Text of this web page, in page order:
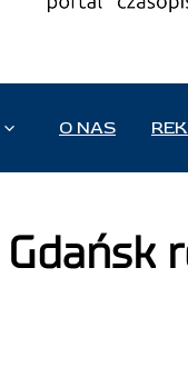
O NAS